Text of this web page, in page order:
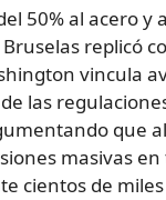
50% al acero y
replicó
vincula
las
que
masivas en
cientos de